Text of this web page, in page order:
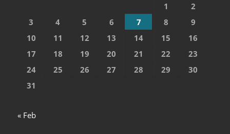
1
2
3
4 5 6 7 8
9
10
11 12 13 14 15
16
17
18 19 20 21 22
23
24
25 26 27 28 29
30
31
« Feb